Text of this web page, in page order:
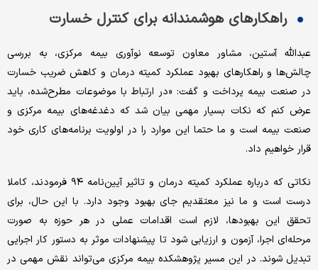
راهکارهای هوشمندانه برای کنترل خسارت
عبدالله آستین، مشاور معاون توسعه نوآوری بیمه مرکزی، به بررسی
چالش‌ها و راهکارهای بهبود عملکرد کمیته درمان و کاهش ضریب خسارت
در صنعت بیمه پرداخت و گفت: «در ارتباط با موضوعات مطرح‌شده، باید
عرض کنم که نکات بسیار مهمی بیان شد که دغدغه‌های بیمه مرکزی و
صنعت بیمه است و ما حتما این موارد را در اولویت برنامه‌های کاری خود
قرار خواهیم داد.
نکاتی که درباره عملکرد کمیته درمان و تاثیر آیین‌نامه ۹۴ فرمودند، کاملا
درست است و ما نیز معتقدیم جای بهبود وجود دارد. با این حال، برای
تحقق این بهبودها، لازم است اقدامات عملی در هر حوزه به صورت
مرحله‌ای اجرا، آزمون و ارزیابی شود تا پیشنهادات موثر به دستور کار اجرایی
تبدیل شوند. در این مسیر پژوهشکده بیمه مرکزی می‌تواند نقش مهمی در